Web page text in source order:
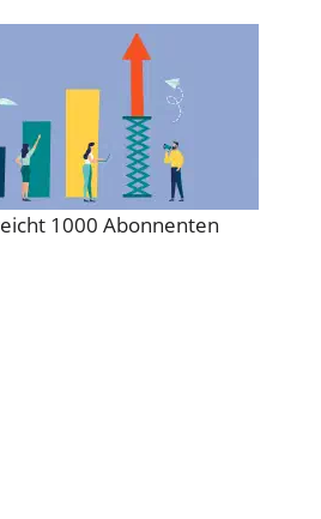
1000 Abonnenten